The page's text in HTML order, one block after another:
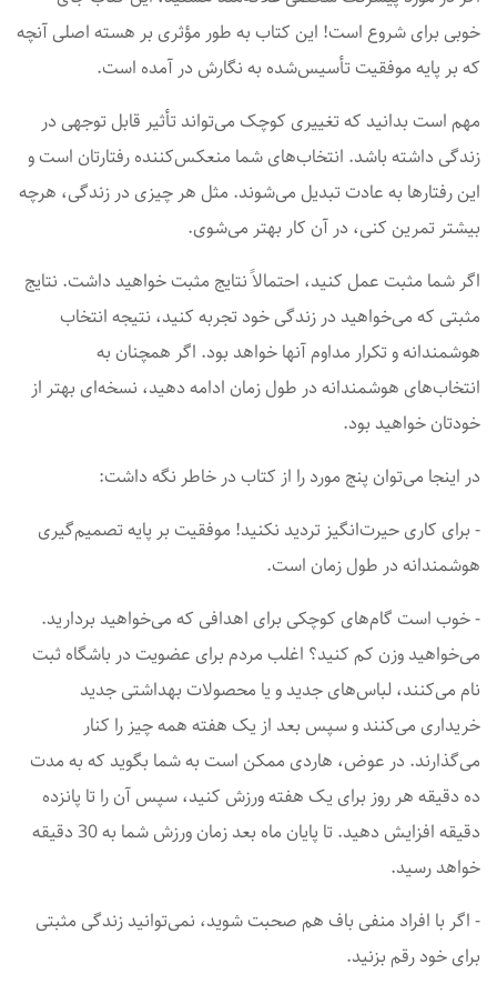
خوبی برای شروع است! این کتاب به طور مؤثری بر هسته اصلی آنچه
که بر پایه موفقیت تأسیس‌شده به نگارش در آمده است.
مهم است بدانید که تغییری کوچک می‌تواند تأثیر قابل توجهی در
زندگی داشته باشد. انتخاب‌های شما منعکس‌کننده رفتارتان است و
این رفتارها به عادت تبدیل می‌شوند. مثل هر چیزی در زندگی، هرچه
بیشتر تمرین کنی، در آن کار بهتر می‌شوی.
اگر شما مثبت عمل کنید، احتمالاً نتایج مثبت خواهید داشت. نتایج
مثبتی که می‌خواهید در زندگی خود تجربه کنید، نتیجه انتخاب
هوشمندانه و تکرار مداوم آنها خواهد بود. اگر همچنان به
انتخاب‌های هوشمندانه در طول زمان ادامه دهید، نسخه‌ای بهتر از
خودتان خواهید بود.
در اینجا می‌توان پنج مورد را از کتاب در خاطر نگه داشت:
- برای کاری حیرت‌انگیز تردید نکنید! موفقیت بر پایه تصمیم‌گیری
هوشمندانه در طول زمان است.
- خوب است گام‌های کوچکی برای اهدافی که می‌خواهید بردارید.
می‌خواهید وزن کم کنید؟ اغلب مردم برای عضویت در باشگاه ثبت
نام می‌کنند، لباس‌های جدید و یا محصولات بهداشتی جدید
خریداری می‌کنند و سپس بعد از یک هفته همه چیز را کنار
می‌گذارند. در عوض، هاردی ممکن است به شما بگوید که به مدت
ده دقیقه هر روز برای یک هفته ورزش کنید، سپس آن را تا پانزده
دقیقه افزایش دهید. تا پایان ماه بعد زمان ورزش شما به 30 دقیقه
خواهد رسید.
- اگر با افراد منفی باف هم صحبت شوید، نمی‌توانید زندگی مثبتی
برای خود رقم بزنید.